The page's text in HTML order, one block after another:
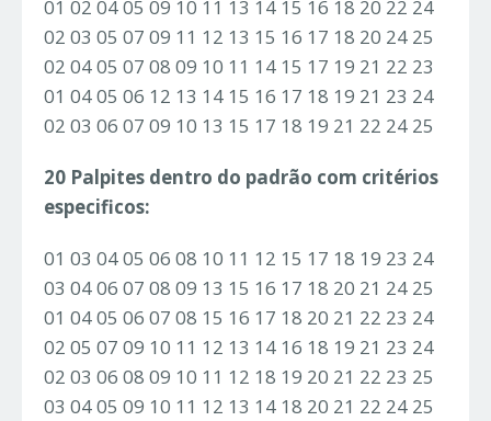
01 02 04 05 09 10 11 13 14 15 16 18 20 22 24
02 03 05 07 09 11 12 13 15 16 17 18 20 24 25
02 04 05 07 08 09 10 11 14 15 17 19 21 22 23
01 04 05 06 12 13 14 15 16 17 18 19 21 23 24
02 03 06 07 09 10 13 15 17 18 19 21 22 24 25
20 Palpites dentro do padrão com critérios
especificos:
01 03 04 05 06 08 10 11 12 15 17 18 19 23 24
03 04 06 07 08 09 13 15 16 17 18 20 21 24 25
01 04 05 06 07 08 15 16 17 18 20 21 22 23 24
02 05 07 09 10 11 12 13 14 16 18 19 21 23 24
02 03 06 08 09 10 11 12 18 19 20 21 22 23 25
03 04 05 09 10 11 12 13 14 18 20 21 22 24 25